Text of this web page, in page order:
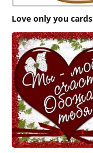
Love only you cards